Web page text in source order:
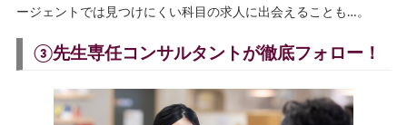
ージェントでは見つけにくい科目の求人に出会えることも…。
③先生専任コンサルタントが徹底フォロー！